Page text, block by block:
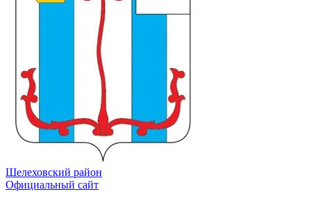
Шелеховский район
Официальный сайт